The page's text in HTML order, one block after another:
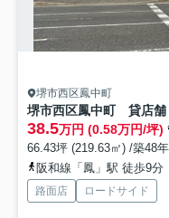
堺市西区鳳中町
堺市西区鳳中町 貸店舗
38.5万円 (0.58万円/坪)
66.43坪 (219.63㎡) /築48
阪和線「鳳」駅 徒歩9分
路面店 ロードサイド